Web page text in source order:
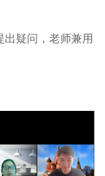
疑问，老师兼用